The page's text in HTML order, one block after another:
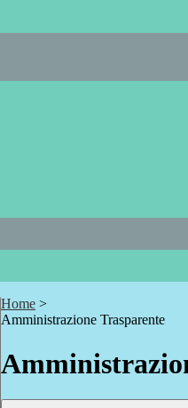
Home >
Amministrazione Trasparente